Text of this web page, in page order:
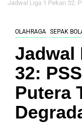
Jadwal Liga 1 Pekan 32:
OLAHRAGA SEPAK
Jadwal
32:
Putera